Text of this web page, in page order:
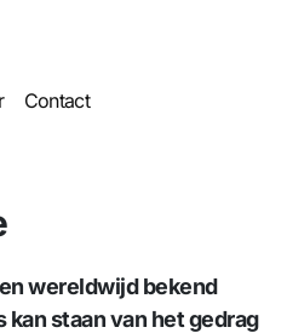
Contact
wereldwijd bekend
staan van het gedrag